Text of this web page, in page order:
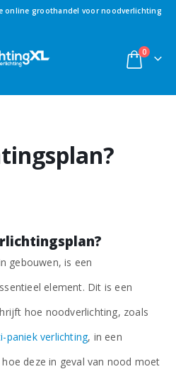
online groothandel voor noodverlichting
0
gebouwen, is een
element. Dit is een
hoe noodverlichting, zoals
paniek verlichting, in een
deze in geval van nood moet